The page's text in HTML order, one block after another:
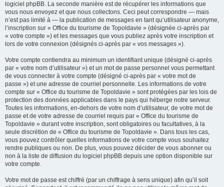
logiciel phpBB. La seconde manière est de récupérer les informations que
vous nous envoyez et que nous collectons. Ceci peut correspondre — mais
n’est pas limité à — la publication de messages en tant qu’utilisateur anonyme,
l’inscription sur « Office du tourisme de Topoldavie » (désignée ci-après par
« votre compte ») et les messages que vous publiez après votre inscription et
lors de votre connexion (désignés ci-après par « vos messages »).
Votre compte contiendra au minimum un identifiant unique (désigné ci-après
par « votre nom d’utilisateur ») et un mot de passe personnel vous permettant
de vous connecter à votre compte (désigné ci-après par « votre mot de
passe ») et une adresse de courriel personnelle. Les informations de votre
compte sur « Office du tourisme de Topoldavie » sont protégées par les lois de
protection des données applicables dans le pays qui héberge notre serveur.
Toutes les informations, en-dehors de votre nom d’utilisateur, de votre mot de
passe et de votre adresse de courriel requis par « Office du tourisme de
Topoldavie » durant votre inscription, sont obligatoires ou facultatives, à la
seule discrétion de « Office du tourisme de Topoldavie ». Dans tous les cas,
vous pouvez contrôler quelles informations de votre compte vous souhaitez
rendre publiques ou non. De plus, vous pouvez décider de vous abonner ou
non à la liste de diffusion du logiciel phpBB depuis une option disponible sur
votre compte.
Votre mot de passe est chiffré (par un chiffrage à sens unique) afin qu’il soit